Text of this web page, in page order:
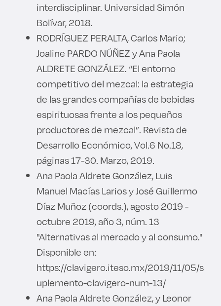
interdisciplinar. Universidad Simón
Bolívar, 2018.
RODRÍGUEZ PERALTA, Carlos Mario;
Joaline PARDO NÚÑEZ y Ana Paola
ALDRETE GONZÁLEZ. “El entorno
competitivo del mezcal: la estrategia
de las grandes compañías de bebidas
espirituosas frente a los pequeños
productores de mezcal”. Revista de
Desarrollo Económico, Vol.6 No.18,
páginas 17-30. Marzo, 2019.
Ana Paola Aldrete González, Luis
Manuel Macías Larios y José Guillermo
Díaz Muñoz (coords.), agosto 2019 -
octubre 2019, año 3, núm. 13
"Alternativas al mercado y al consumo."
Disponible en:
https://clavigero.iteso.mx/2019/11/05/s
uplemento-clavigero-num-13/
Ana Paola Aldrete González, y Leonor